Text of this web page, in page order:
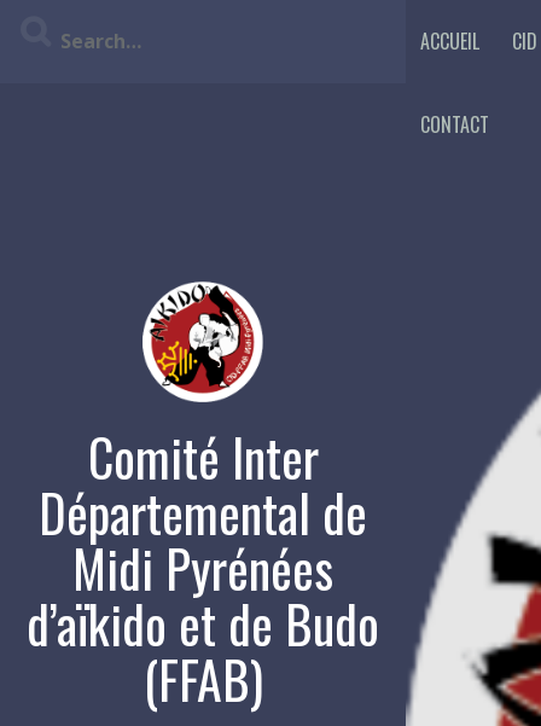
ACCUEIL
CONTACT
Comité Inter
Départemental de
Midi Pyrénées
d’aïkido et de Budo
(FFAB)